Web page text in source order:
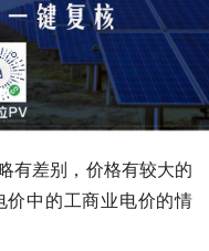
有差别，价格有较大的
价中的工商业电价的情